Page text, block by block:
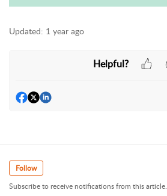
Updated: 1 year ago
Helpful?
Follow
Subscribe to receive notifications from this article.